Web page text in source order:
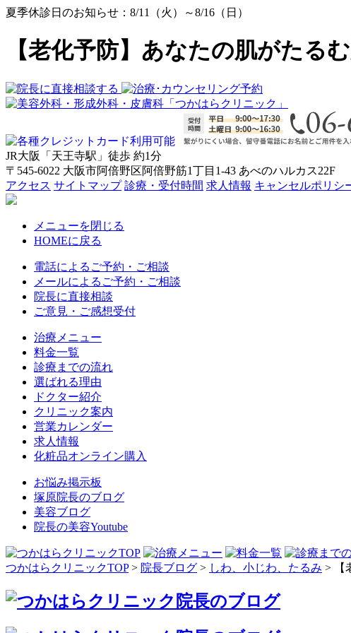
夏季休診日のお知らせ：8/11（火）～8/16（日）
【老化予防】あなたの肌がたる
JR大阪「天王寺駅」徒歩 約1分
〒545-6022 大阪市阿倍野区阿倍野筋1丁目1-43 あべのハルカス22F
アクセス サイトマップ 診療・受付時間 求人情報 キャンセルポリシ
メニューを閉じる
HOMEに戻る
電話によるご予約・ご相談
メールによるご予約・ご相談
院長に直接相談
ご意見・ご感想受付
治療メニュー
料金一覧
診療までの流れ
選ばれる理由
ドクター紹介
クリニック案内
営業カレンダー
求人情報
化粧品オンライン購入
お悩み掲示板
塚原院長のブログ
美容ブログ
院長の美容Youtube
つかはらクリニックTOP> 院長ブログ > しわ、小じわ、たるみ >